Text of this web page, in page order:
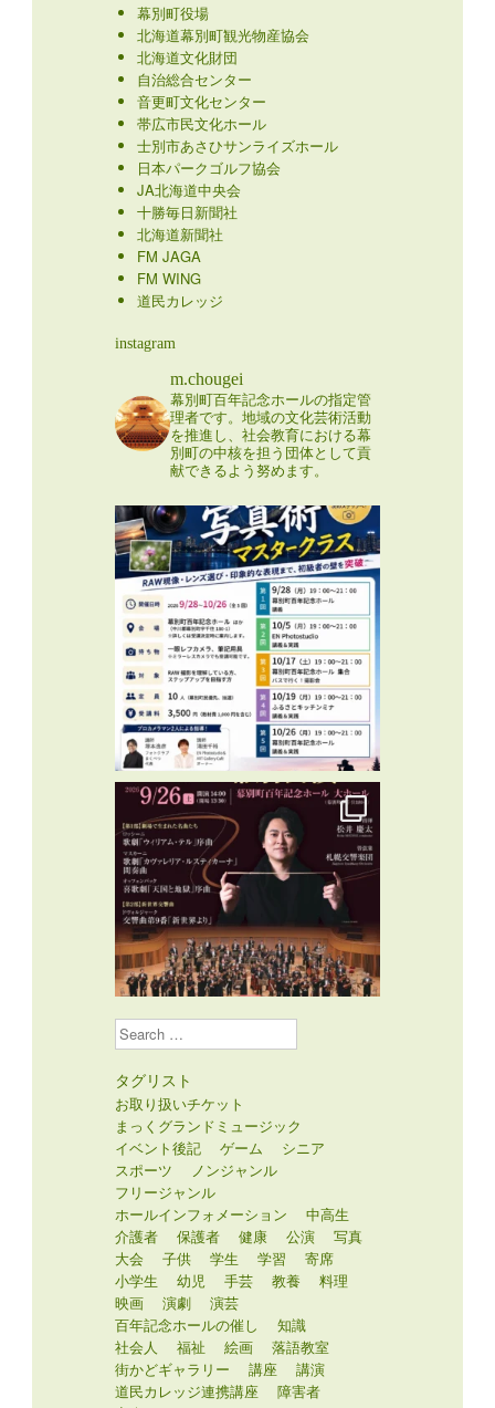
幕別町役場
北海道幕別町観光物産協会
北海道文化財団
自治総合センター
音更町文化センター
帯広市民文化ホール
士別市あさひサンライズホール
日本パークゴルフ協会
JA北海道中央会
十勝毎日新聞社
北海道新聞社
FM JAGA
FM WING
道民カレッジ
instagram
m.chougei
幕別町百年記念ホールの指定管
理者です。地域の文化芸術活動
を推進し、社会教育における幕
別町の中核を担う団体として貢
献できるよう努めます。
Search
タグリスト
お取り扱いチケット
まっくグランドミュージック
イベント後記
ゲーム
シニア
スポーツ
ノンジャンル
フリージャンル
ホールインフォメーション
中高生
介護者
保護者 健康 公演
写真
大会
子供 学生 学習
寄席
小学生
幼児 手芸 教養
料理
映画
演劇
演芸
百年記念ホールの催し
知識
社会人
福祉 絵画
落語教室
街かどギャラリー
講座
講演
道民カレッジ連携講座
障害者